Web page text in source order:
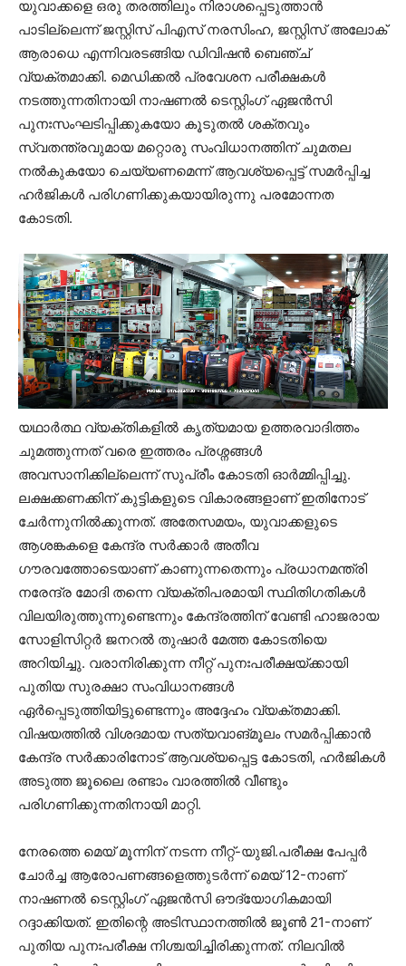
യുവാക്കളെ ഒരു തരത്തിലും നിരാശപ്പെടുത്താൻ
പാടില്ലെന്ന് ജസ്റ്റിസ് പിഎസ് നരസിംഹ, ജസ്റ്റിസ് അലോക്
ആരാധെ എന്നിവരടങ്ങിയ ഡിവിഷൻ ബെഞ്ച്
വ്യക്തമാക്കി. മെഡിക്കൽ പ്രവേശന പരീക്ഷകൾ
നടത്തുന്നതിനായി നാഷണൽ ടെസ്റ്റിംഗ് ഏജൻസി
പുനഃസംഘടിപ്പിക്കുകയോ കൂടുതൽ ശക്തവും
സ്വതന്ത്രവുമായ മറ്റൊരു സംവിധാനത്തിന് ചുമതല
നൽകുകയോ ചെയ്യണമെന്ന് ആവശ്യപ്പെട്ട് സമർപ്പിച്ച
ഹർജികൾ പരിഗണിക്കുകയായിരുന്നു പരമോന്നത
കോടതി.
യഥാർത്ഥ വ്യക്തികളിൽ കൃത്യമായ ഉത്തരവാദിത്തം
ചുമത്തുന്നത് വരെ ഇത്തരം പ്രശ്നങ്ങൾ
അവസാനിക്കില്ലെന്ന് സുപ്രീം കോടതി ഓർമ്മിപ്പിച്ചു.
ലക്ഷക്കണക്കിന് കുട്ടികളുടെ വികാരങ്ങളാണ് ഇതിനോട്
ചേർന്നുനിൽക്കുന്നത്. അതേസമയം, യുവാക്കളുടെ
ആശങ്കകളെ കേന്ദ്ര സർക്കാർ അതീവ
ഗൗരവത്തോടെയാണ് കാണുന്നതെന്നും പ്രധാനമന്ത്രി
നരേന്ദ്ര മോദി തന്നെ വ്യക്തിപരമായി സ്ഥിതിഗതികൾ
വിലയിരുത്തുന്നുണ്ടെന്നും കേന്ദ്രത്തിന് വേണ്ടി ഹാജരായ
സോളിസിറ്റർ ജനറൽ തുഷാർ മേത്ത കോടതിയെ
അറിയിച്ചു. വരാനിരിക്കുന്ന നീറ്റ് പുനഃപരീക്ഷയ്ക്കായി
പുതിയ സുരക്ഷാ സംവിധാനങ്ങൾ
ഏർപ്പെടുത്തിയിട്ടുണ്ടെന്നും അദ്ദേഹം വ്യക്തമാക്കി.
വിഷയത്തിൽ വിശദമായ സത്യവാങ്മൂലം സമർപ്പിക്കാൻ
കേന്ദ്ര സർക്കാരിനോട് ആവശ്യപ്പെട്ട കോടതി, ഹർജികൾ
അടുത്ത ജൂലൈ രണ്ടാം വാരത്തിൽ വീണ്ടും
പരിഗണിക്കുന്നതിനായി മാറ്റി.
നേരത്തെ മെയ് മൂന്നിന് നടന്ന നീറ്റ്-യുജി.പരീക്ഷ പേപ്പർ
ചോർച്ച ആരോപണങ്ങളെത്തുടർന്ന് മെയ് 12-നാണ്
നാഷണൽ ടെസ്റ്റിംഗ് ഏജൻസി ഔദ്യോഗികമായി
റദ്ദാക്കിയത്. ഇതിന്റെ അടിസ്ഥാനത്തിൽ ജൂൺ 21-നാണ്
പുതിയ പുനഃപരീക്ഷ നിശ്ചയിച്ചിരിക്കുന്നത്. നിലവിൽ